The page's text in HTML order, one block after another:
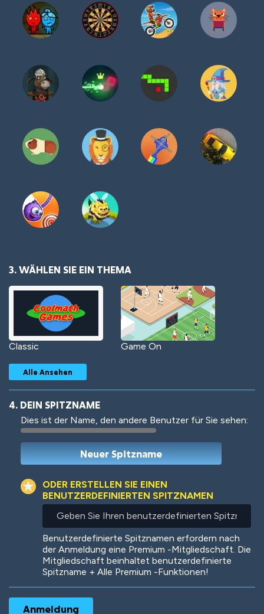
3. WÄHLEN SIE EIN THEMA
Classic Game On
Woof Jungle Cats
Colorful
Alle Ansehen
4. DEIN SPITZNAME
Dies ist der Name, den andere Benutzer für Sie sehen:
ODER ERSTELLEN SIE EINEN
BENUTZERDEFINIERTEN SPITZNAMEN
benutzerdefinierten
Spitznamen
Benutzerdefinierte Spitznamen erfordern nach
der Anmeldung eine Premium -Mitgliedschaft. Die
Mitgliedschaft beinhaltet benutzerdefinierte
Spitzname + Alle Premium -Funktionen!